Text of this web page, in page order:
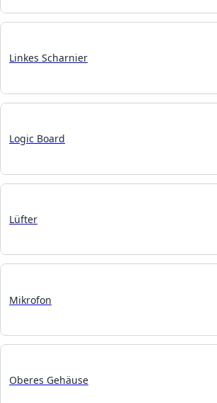
Linkes Scharnier
Logic Board
Lüfter
Mikrofon
Oberes Gehäuse